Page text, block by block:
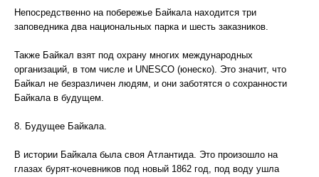
Непосредственно на побережье Байкала находится три
заповедника два национальных парка и шесть заказников.
Также Байкал взят под охрану многих международных
организаций, в том числе и UNESCO (юнеско). Это значит, что
Байкал не безразличен людям, и они заботятся о сохранности
Байкала в будущем.
8. Будущее Байкала.
В истории Байкала была своя Атлантида. Это произошло на
глазах бурят-кочевников под новый 1862 год, под воду ушла